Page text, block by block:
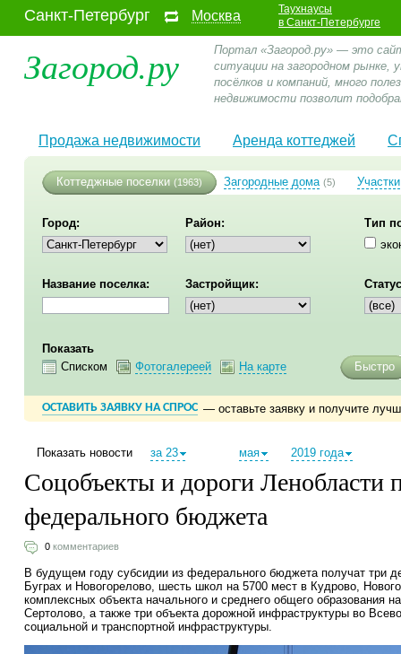
Санкт-Петербург Москва
Таухнаусы
в Санкт-Петербурге
Загород.ру
Портал «Загород.ру» — это
ситуации на загородном
посёлков и компаний, много
недвижимости позволит
Продажа недвижимости Аренда коттеджей
Коттеджные поселки (1963) Загородные дома (5) Участки
Город: Район:
Тип
Название поселка: Застройщик:
Показать
Списком
Фотогалереей На карте Быстро
ОСТАВИТЬ ЗАЯВКУ НА СПРОС — оставьте заявку и получите
Показать новости за 23 мая 2019 года
Соцобъекты и дороги Ленобласти
федерального бюджета
0 комментариев
В будущем году субсидии из федерального бюджета получат три
Буграх и Новогорелово, шесть школ на 5700 мест в Кудрово,
комплексных объекта начального и среднего общего образования
Сертолово, а также три объекта дорожной инфраструктуры во
социальной и транспортной инфраструктуры.